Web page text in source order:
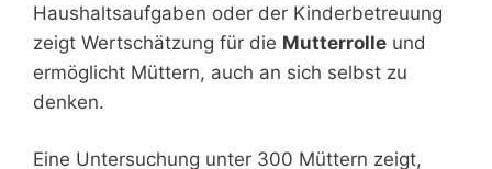
Haushaltsaufgaben oder der Kinderbetreuung
zeigt Wertschätzung für die Mutterrolle und
ermöglicht Müttern, auch an sich selbst zu
denken.
Eine Untersuchung unter 300 Müttern zeigt,